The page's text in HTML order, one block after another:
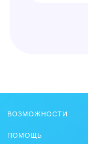
ВОЗМОЖНОСТИ
Онлайн-офис
ПОМОЩЬ